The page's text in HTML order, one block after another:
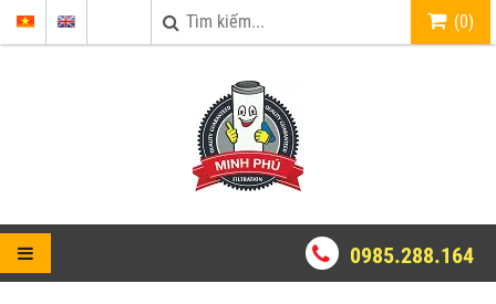
(0)
0985.288.164